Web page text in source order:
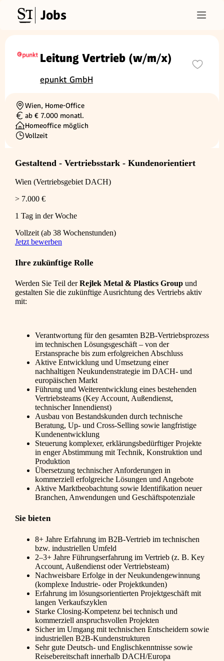
Jobs
Leitung Vertrieb (w/m/x)
epunkt GmbH
Ortschaft
Wien, Home-Office
Gehalt
ab € 7.000 monatl.
Homeoffice möglich
Beschäftigungsart
Vollzeit
Gestaltend - Vertriebsstark - Kundenorientiert
Wien (Vertriebsgebiet DACH)
> 7.000 €
1 Tag in der Woche
Vollzeit (ab 38 Wochenstunden)
Jetzt bewerben
Ihre zukünftige Rolle
Werden Sie Teil derRejlek Metal & Plastics Group und
gestalten Sie die zukünftige Ausrichtung des Vertriebs aktiv
mit:
Verantwortung für den gesamten B2B-Vertriebsprozess
im technischen Lösungsgeschäft – von der
Erstansprache bis zum erfolgreichen Abschluss
Aktive Entwicklung und Umsetzung einer
nachhaltigen Neukundenstrategie im DACH- und
europäischen Markt
Führung und Weiterentwicklung eines bestehenden
Vertriebsteams (Key Account, Außendienst,
technischer Innendienst)
Ausbau von Bestandskunden durch technische
Beratung, Up- und Cross-Selling sowie langfristige
Kundenentwicklung
Steuerung komplexer, erklärungsbedürftiger Projekte
in enger Abstimmung mit Technik, Konstruktion und
Produktion
Übersetzung technischer Anforderungen in
kommerziell erfolgreiche Lösungen und Angebote
Aktive Marktbeobachtung sowie Identifikation neuer
Branchen, Anwendungen und Geschäftspotenziale
Sie bieten
8+ Jahre Erfahrung im B2B-Vertrieb im technischen
bzw. industriellen Umfeld
2–3+ Jahre Führungserfahrung im Vertrieb (z. B. Key
Account, Außendienst oder Vertriebsteam)
Nachweisbare Erfolge in der Neukundengewinnung
(komplexe Industrie- oder Projektkunden)
Erfahrung im lösungsorientierten Projektgeschäft mit
langen Verkaufszyklen
Starke Closing-Kompetenz bei technisch und
kommerziell anspruchsvollen Projekten
Sicher im Umgang mit technischen Entscheidern sowie
industriellen B2B-Kundenstrukturen
Sehr gute Deutsch- und Englischkenntnisse sowie
Reisebereitschaft innerhalb DACH/Europa